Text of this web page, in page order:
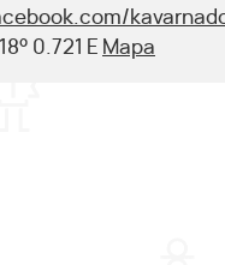
0.721 E Mapa